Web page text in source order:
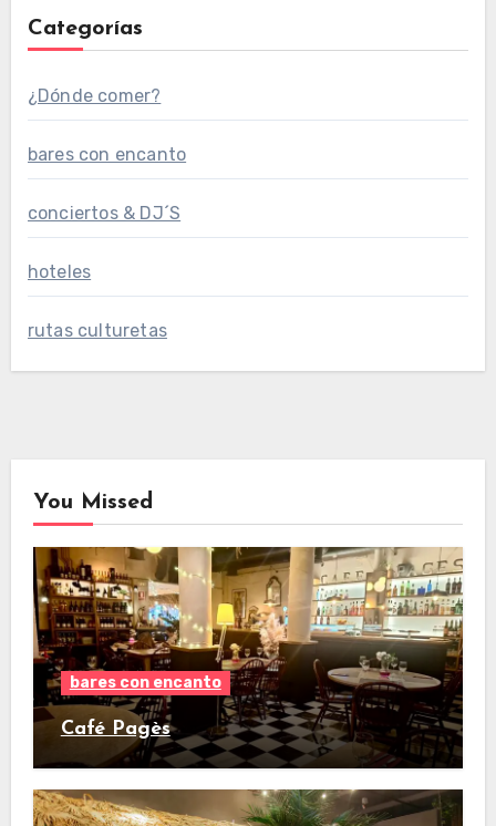
Categorías
¿Dónde comer?
bares con encanto
conciertos & DJ´S
hoteles
rutas culturetas
You Missed
bares con encanto
Café Pagès